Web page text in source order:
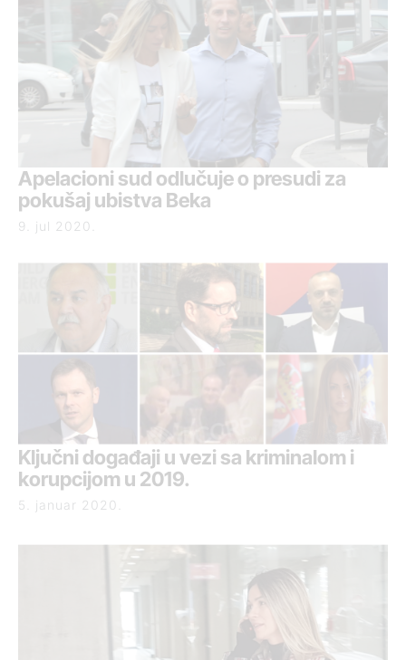
Apelacioni sud odlučuje o presudi za
pokušaj ubistva Beka
9. jul 2020.
Ključni događaji u vezi sa kriminalom i
korupcijom u 2019.
5. januar 2020.